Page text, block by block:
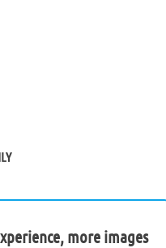
more images